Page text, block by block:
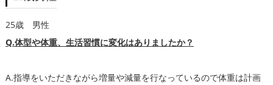
25歳 男性
Q.体型や体重、生活習慣に変化はありましたか？
A.指導をいただきながら増量や減量を行なっているので体重は計画